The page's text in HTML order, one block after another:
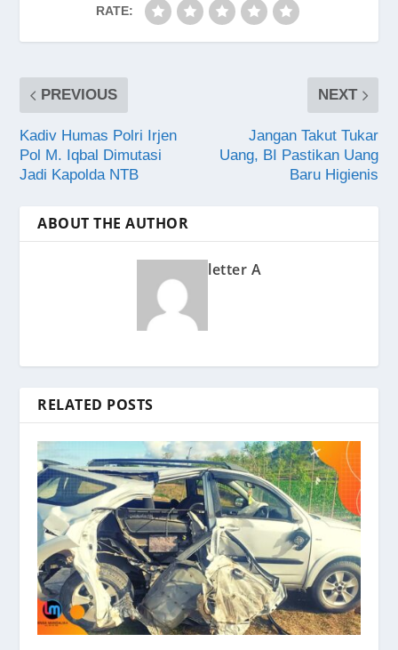
RATE:
PREVIOUS
Kadiv Humas Polri Irjen
Pol M. Iqbal Dimutasi
Jadi Kapolda NTB
NEXT
Jangan Takut Tukar
Uang, BI Pastikan Uang
Baru Higienis
ABOUT THE AUTHOR
letter A
RELATED POSTS